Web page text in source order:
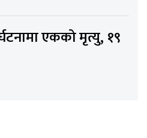
एकको मृत्यु, १९